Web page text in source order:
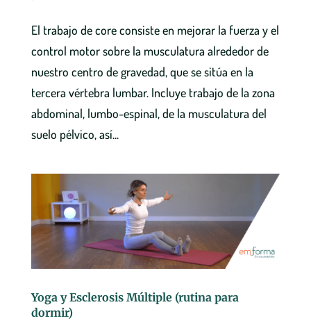
El trabajo de core consiste en mejorar la fuerza y el
control motor sobre la musculatura alrededor de
nuestro centro de gravedad, que se sitúa en la
tercera vértebra lumbar. Incluye trabajo de la zona
abdominal, lumbo-espinal, de la musculatura del
suelo pélvico, así...
Yoga y Esclerosis Múltiple (rutina para
dormir)